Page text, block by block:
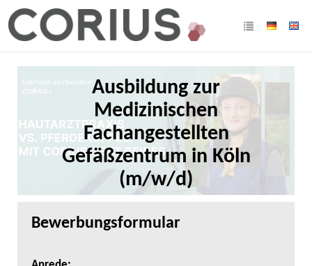
Ausbildung zur
Medizinischen
Fachangestellten
Gefäßzentrum in Köln
(m/w/d)
Bewerbungsformular